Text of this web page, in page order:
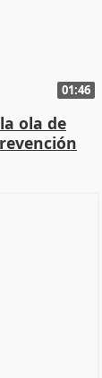
01:46
ola de